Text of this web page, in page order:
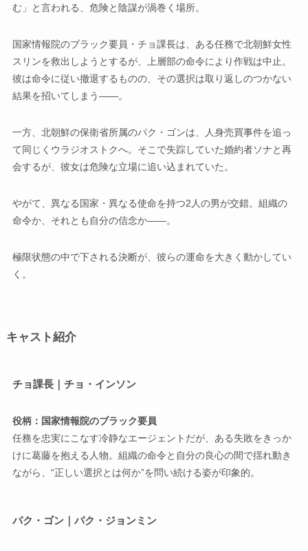
む」と言われる、危険と陰謀が渦巻く場所。
国家情報院のブラック要員・チョ課長は、ある任務で北朝鮮女性
スリンを救出しようとするが、上層部の命令により作戦は中止。
彼は命令に従い撤退するものの、その選択は取り返しのつかない
結果を招いてしまう――。
一方、北朝鮮の保衛省所属のパク・ゴンは、人身売買事件を追っ
て同じくウラジオストクへ。そこで失踪していた婚約者ソナと再
会するが、彼女は危険な立場に追い込まれていた。
やがて、異なる国家・異なる使命を持つ2人の男が交錯。組織の
命令か、それとも自分の信念か――。
極限状態の中で下される決断が、彼らの運命を大きく動かしてい
く。
キャスト紹介
チョ課長｜チョ・インソン
役柄：国家情報院のブラック要員
任務を忠実にこなす冷静なエージェントだが、ある失敗をきっか
けに葛藤を抱える人物。組織の命令と自分の良心の間で揺れ動き
ながら、“正しい選択とは何か”を問い続ける姿が印象的。
パク・ゴン｜パク・ジョンミン